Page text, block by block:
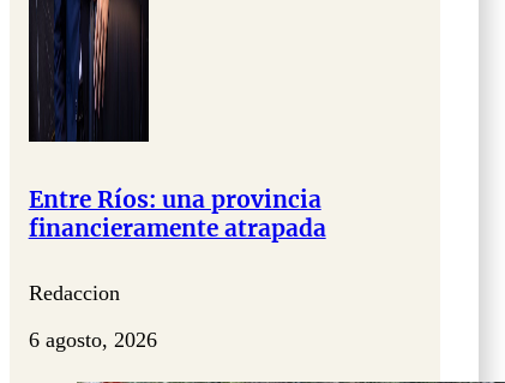
Entre Ríos: una provincia
financieramente atrapada
Redaccion
6 agosto, 2026